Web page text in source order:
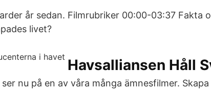
år sedan. Filmrubriker 00:00-03:37 Fakta
livet?
Havsalliansen Håll
ser nu på en av våra många ämnesfilmer.